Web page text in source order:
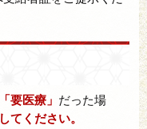
「要医療」 だった場
てください。